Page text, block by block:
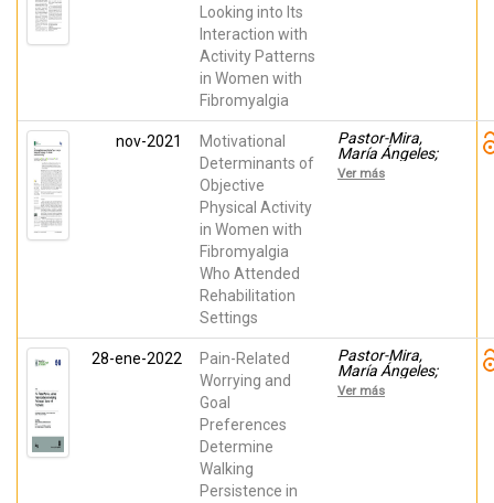
Looking into Its
Interaction with
Activity Patterns
in Women with
Fibromyalgia
nov-2021
Motivational
Determinants of
Objective
Physical Activity
in Women with
Fibromyalgia
Who Attended
Rehabilitation
Settings
Pastor-Mira,
María Ángeles;
López Roig,
Sofía; Martínez-
Ver más
28-ene-2022
Pain-Related
Worrying and
Goal
Preferences
Determine
Walking
Persistence in
Pastor-Mira,
María Ángeles;
López Roig,
Sofía; Toribio,
Ver más